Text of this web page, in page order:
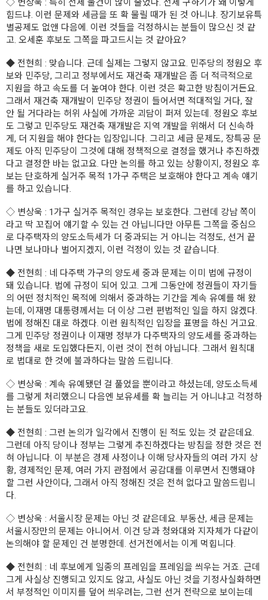
◇ 변상욱 : 특히 전세 물건이 많이 줄었다. 전세 구하기가 왜 이렇게
힘드냐. 이런 문제와 세금을 또 확 물릴 때가 된 것 아니냐. 장기보유특
별공제도 없앤 다음에. 이런 것들을 걱정하시는 분들이 많으신 것 같
고. 오세훈 후보도 그쪽을 파고드시는 것 같아요?
◆ 전현희 : 맞습니다. 근데 실제는 그렇지 않고요. 민주당의 정원오 후
보와 민주당, 그리고 정부에서도 재건축 재개발은 좀 더 적극적으로
지원을 하고 속도를 더 높여야 한다. 이런 것은 확고한 방침이거든요.
그래서 재건축 재개발이 민주당 정권이 들어서면 적대적일 거다, 잘
안 될 거다라는 허위 사실에 가까운 괴담이 퍼져 있는데. 정원오 후보
도 그렇고 민주당도 재건축 재개발은 지역 개발을 위해서 더 신속하
게, 더 지원을 해야 한다는 입장입니다. 그리고 세금 문제도, 장특공 문
제도 아직 민주당이 그것에 대해 정책적으로 결정을 했거나 추진하겠
다고 결정한 바는 없고요. 다만 논의를 하고 있는 상황이지, 정원오 후
보는 단호하게 실거주 목적 1가구 주택은 보호해야 한다고 계속 얘기
를 하고 있습니다.
◇ 변상욱 : 1가구 실거주 목적인 경우는 보호한다. 그런데 강남 쪽이
라고 딱 꼬집어 얘기할 수 있는 건 아닙니다만 아무튼 그쪽을 중심으
로 다주택자의 양도소득세가 더 중과되는 거 아니는 걱정도, 선거 끝
나면 보나마나 벌어지겠지, 이런 걱정이 있는 것 같습니다.
◆ 전현희 : 네 다주택 가구의 양도세 중과 문제는 이미 법에 규정이
돼 있습니다. 법에 규정이 되어 있고. 그게 그동안에 정권들이 자기들
의 어떤 정치적인 목적에 의해서 중과하는 기간을 계속 유예를 해 왔
는데, 이재명 대통령께서는 더 이상 그런 편법적인 일을 하지 않겠다.
법에 정해진 대로 하겠다. 이런 원칙적인 입장을 표명을 하신 거고요.
그게 민주당 정권이나 이재명 정부가 다주택자의 양도세를 중과하는
정책을 새로 도입했다든지, 이런 것이 전혀 아닙니다. 그래서 원칙대
로 법대로 한 것에 불과하다는 말씀 드립니다.
◇ 변상욱 : 계속 유예됐던 걸 풀었을 뿐이라고 하셨는데, 양도소득세
를 그렇게 처리했으니 다음엔 보유세를 확 늘리는 거 아니냐고 걱정하
는 분들도 있더라고요.
◆ 전현희 : 그런 논의가 일각에서 진행이 된 적도 있는 것 같은데요.
그런데 아직 당이나 정부는 그렇게 추진하겠다는 방침을 정한 것은 전
혀 아닙니다. 이 부분은 경제 사정이나 이해 당사자들의 여러 가지 상
황, 경제적인 문제, 여러 가지 관점에서 공감대를 이루면서 진행돼야
할 그런 사안이다, 그래서 아직 정해진 것은 전혀 없다고 말씀드립니
다.
◇ 변상욱 : 서울시장 문제는 아닌 것 같은데요. 부동산, 세금 문제는
서울시장만의 문제는 아니어서. 이건 당과 청와대와 지자체가 다같이
논의해야 할 문제인 건 분명한데. 선거전에서는 이게 먹힙니다.
◆ 전현희 : 네 후보에게 일종의 프레임을 프레임을 씌우는 거죠. 근데
그게 사실상 진행되고 있지도 않고, 사실도 아닌 것을 기정사실화하면
서 부정적인 이미지를 덮어 씌우려는, 그런 선거 전략으로 보이는데